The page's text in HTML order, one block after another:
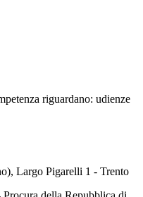
riguardano: udienze
Largo Pigarelli 1 - Trento